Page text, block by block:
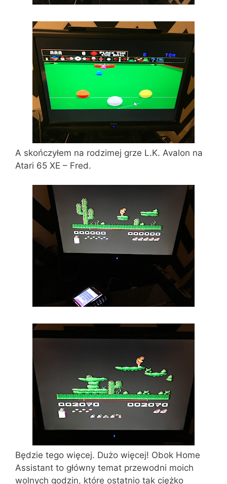
A skończyłem na rodzimej grze L.K. Avalon na
Atari 65 XE – Fred.
Będzie tego więcej. Dużo więcej! Obok Home
Assistant to główny temat przewodni moich
wolnych godzin, które ostatnio tak ciężko